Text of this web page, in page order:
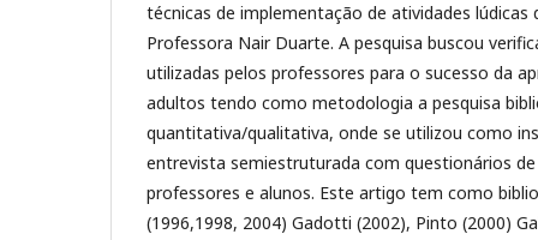
técnicas de implementação de atividades lúdicas
Professora Nair Duarte. A pesquisa buscou
utilizadas pelos professores para o sucesso da
adultos tendo como metodologia a pesquisa
quantitativa/qualitativa, onde se utilizou como
entrevista semiestruturada com questionários
professores e alunos. Este artigo tem como
(1996,1998, 2004) Gadotti (2002), Pinto (2000)